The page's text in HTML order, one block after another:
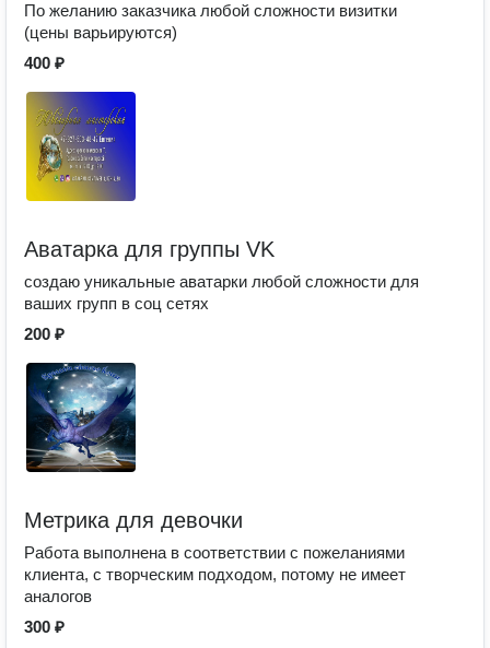
По желанию заказчика любой сложности визитки
(цены варьируются)
400 ₽
Аватарка для группы VK
создаю уникальные аватарки любой сложности для
ваших групп в соц сетях
200 ₽
Метрика для девочки
Работа выполнена в соответствии с пожеланиями
клиента, с творческим подходом, потому не имеет
аналогов
300 ₽